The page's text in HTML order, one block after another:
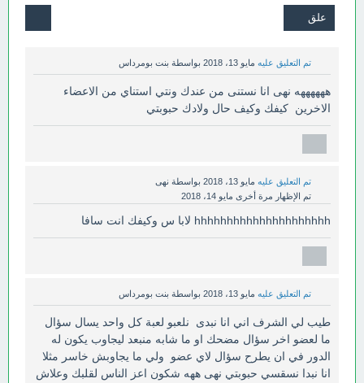
تم التعليق عليه مايو 13، 2018 بواسطة بنت بومرداس
ههههههه نهى انا نستنى من عندك ونتي استناي من الاعضاء
الاخرين كيفك وكيف حال ولادك حبوبتي
تم التعليق عليه مايو 13، 2018 بواسطة نهى
تم الإظهار مرة أخرى مايو 14، 2018
hhhhhhhhhhhhhhhhhhhhh لابا س وكيفك انت سافا
تم التعليق عليه مايو 13، 2018 بواسطة بنت بومرداس
طيب لي الشرف اني انا نبدى نلعبو لعبة كل واحد يسال سؤال
ما لعضو اخر سؤال مضحك او ما شابه منبعد ليجاوب يكون له
الدور في ان يطرح سؤال لاي عضو ولي ما يجاوبش خاسر مثلا
انا نبدا نسقسي حبوبتي نهى ههه شكون اعز الناس لقلبك وعلاش